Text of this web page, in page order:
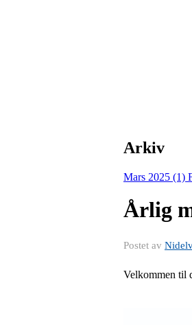
Arkiv
Mars 2025 (1)
Årlig
Postet av
Velkommen til